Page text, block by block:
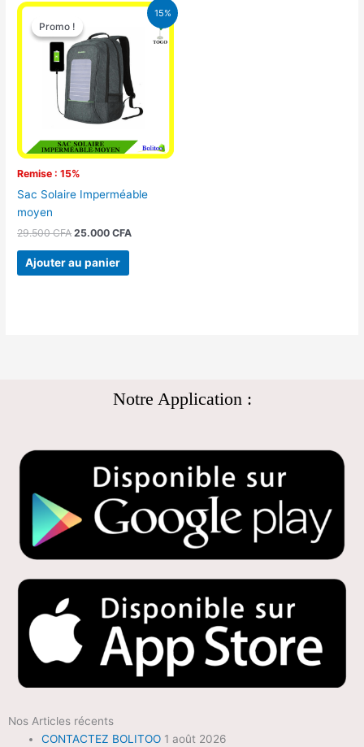
15%
Promo !
Remise : 15%
Promo !
Sac Solaire Imperméable
moyen
29.500CFA
Le
prix
initial
était :
29.500 CFA.
25.000CFA
Le
prix
actuel
Ajouter au panier
Notre Application :
Nos Articles récents
CONTACTEZ BOLITOO 1 août 2026